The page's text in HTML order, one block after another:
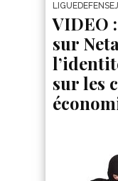
VIDEO
sur
sur les